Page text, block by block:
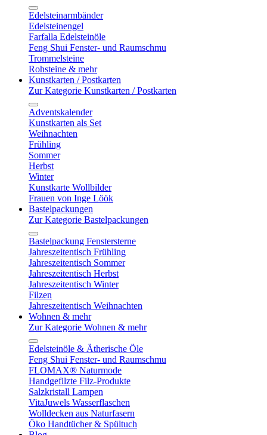
Edelsteinarmbänder
Edelsteinengel
Farfalla Edelsteinöle
Feng Shui Fenster- und Raumschmu
Trommelsteine
Rohsteine & mehr
Kunstkarten / Postkarten
Zur Kategorie Kunstkarten / Postkarten
Adventskalender
Kunstkarten als Set
Weihnachten
Frühling
Sommer
Herbst
Winter
Kunstkarte Wollbilder
Frauen von Inge Löök
Bastelpackungen
Zur Kategorie Bastelpackungen
Bastelpackung Fenstersterne
Jahreszeitentisch Frühling
Jahreszeitentisch Sommer
Jahreszeitentisch Herbst
Jahreszeitentisch Winter
Filzen
Jahreszeitentisch Weihnachten
Wohnen & mehr
Zur Kategorie Wohnen & mehr
Edelsteinöle & Ätherische Öle
Feng Shui Fenster- und Raumschmu
FLOMAX® Naturmode
Handgefilzte Filz-Produkte
Salzkristall Lampen
VitaJuwels Wasserflaschen
Wolldecken aus Naturfasern
Öko Handtücher & Spültuch